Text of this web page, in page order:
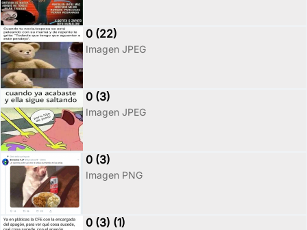
0 (22)
Imagen JPEG
0 (3)
Imagen JPEG
0 (3)
Imagen PNG
0 (3) (1)